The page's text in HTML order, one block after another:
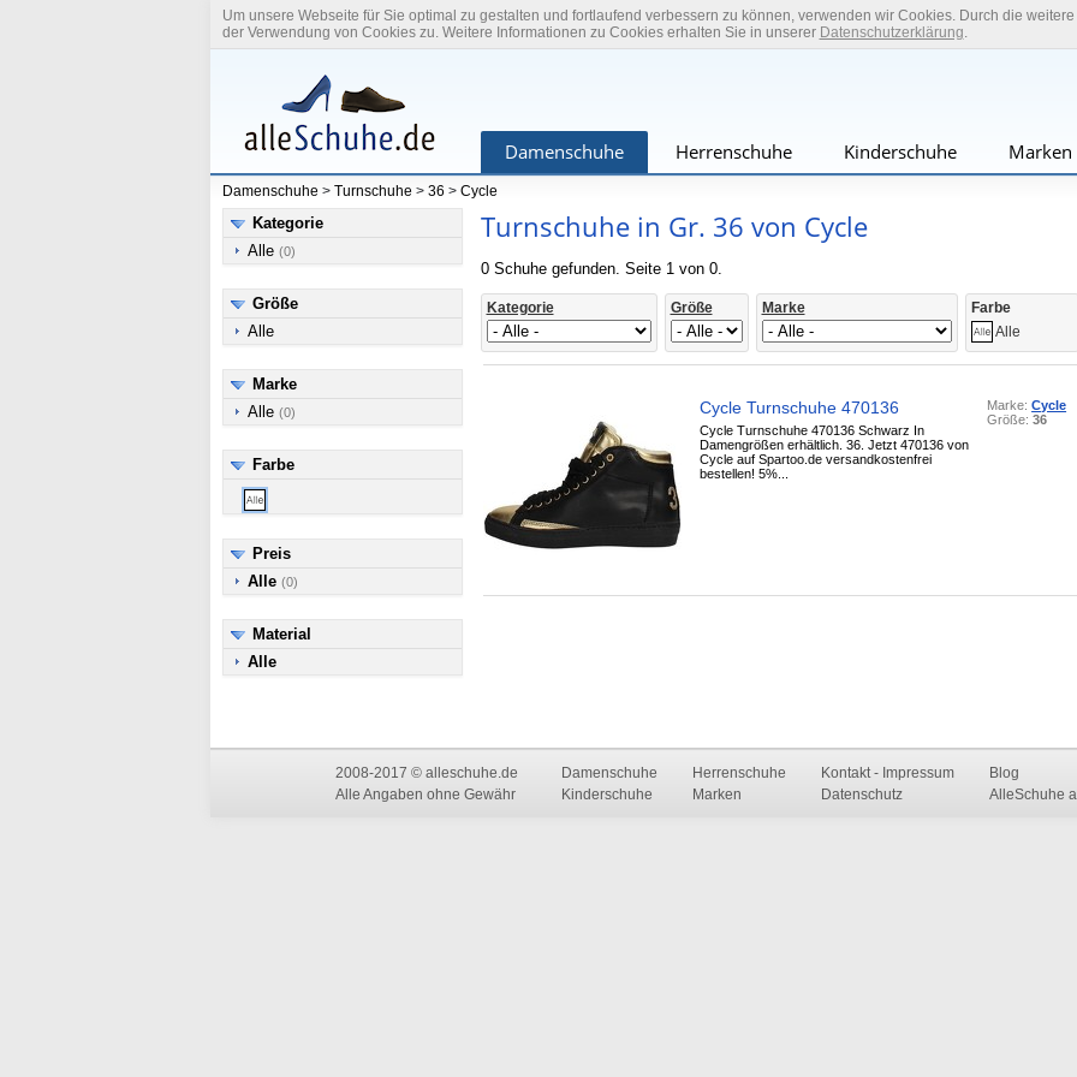
Um unsere Webseite für Sie optimal zu gestalten und fortlaufend verbessern zu können, verwenden wir Cookies. Durch die
der Verwendung von Cookies zu. Weitere Informationen zu Cookies erhalten Sie in unserer Datenschutzerklärung.
Damenschuhe Herrenschuhe Kinderschuhe Marken
Damenschuhe> Turnschuhe> 36 > Cycle
Kategorie
Alle (0)
Größe
Alle
Marke
Alle (0)
Farbe
Preis
Alle (0)
Material
Alle
Turnschuhe in Gr. 36 von Cycle
0 Schuhe gefunden. Seite 1 von 0.
Kategorie Größe Marke
Farbe
Alle
Cycle Turnschuhe 470136
Cycle Turnschuhe 470136 Schwarz In
Damengrößen erhältlich. 36. Jetzt 470136 von
Cycle auf Spartoo.de versandkostenfrei
bestellen! 5%...
Marke:Cycle
Größe:36
2008-2017 © alleschuhe.de
Alle Angaben ohne Gewähr
Damenschuhe
Kinderschuhe
Herrenschuhe
Marken
Kontakt - Impressum
Datenschutz
Blog
AlleSchuhe